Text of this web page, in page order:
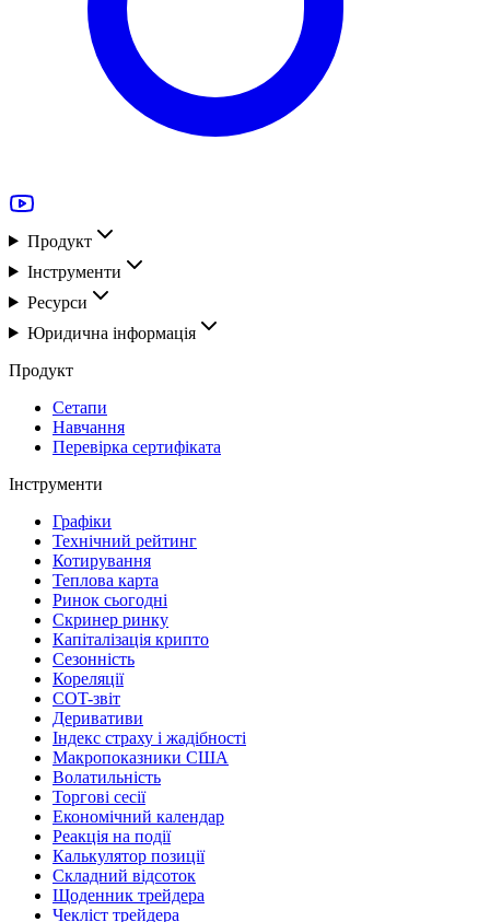
Продукт
Інструменти
Ресурси
Юридична інформація
Продукт
Сетапи
Навчання
Перевірка сертифіката
Інструменти
Графіки
Технічний рейтинг
Котирування
Теплова карта
Ринок сьогодні
Скринер ринку
Капіталізація крипто
Сезонність
Кореляції
COT-звіт
Деривативи
Індекс страху і жадібності
Макропоказники США
Волатильність
Торгові сесії
Економічний календар
Реакція на події
Калькулятор позиції
Складний відсоток
Щоденник трейдера
Чекліст трейдера